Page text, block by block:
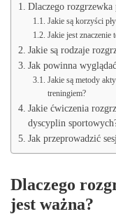
Dlaczego rozgrzewka
Jakie są korzyści
Jakie jest znaczenie
Jakie są rodzaje
Jak powinna
Jakie są metody
treningiem?
Jakie ćwiczenia
dyscyplin
Jak przeprowadzić
Dlaczego
jest ważna?